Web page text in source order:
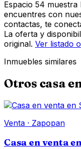
Espacio 54
encuentres con
contactas, te
La oferta y
original. Ver listado
Inmuebles similares
Otros casa
Venta · Zapopan
Casa en venta